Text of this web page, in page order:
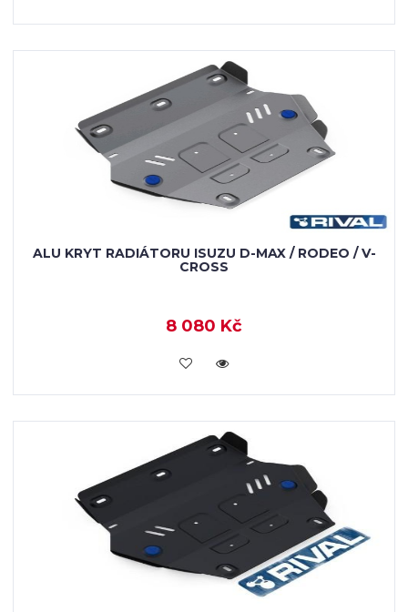
ALU KRYT RADIÁTORU ISUZU D-MAX / RODEO / V-
CROSS
8 080 Kč
KOUPIT